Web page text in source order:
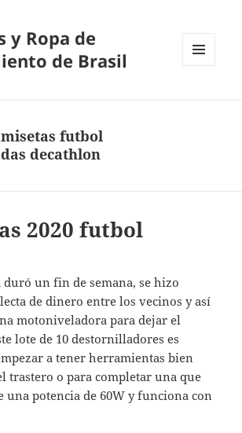
y Ropa de
de Brasil
futbol
decathlon
2020 futbol
un fin de semana, se hizo
de dinero entre los vecinos y así
motoniveladora para dejar el
lote de 10 destornilladores es
a tener herramientas bien
trastero o para completar una que
una potencia de 60W y funciona con